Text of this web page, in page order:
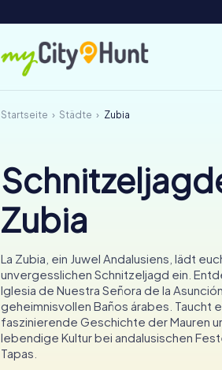
Startseite Städte Zubia
Zubia
La Zubia, ein Juwel Andalusiens, lädt
unvergesslichen Schnitzeljagd ein.
Iglesia de Nuestra Señora de la
geheimnisvollen Baños árabes. Taucht
faszinierende Geschichte der Mauren
lebendige Kultur bei andalusischen
Tapas.